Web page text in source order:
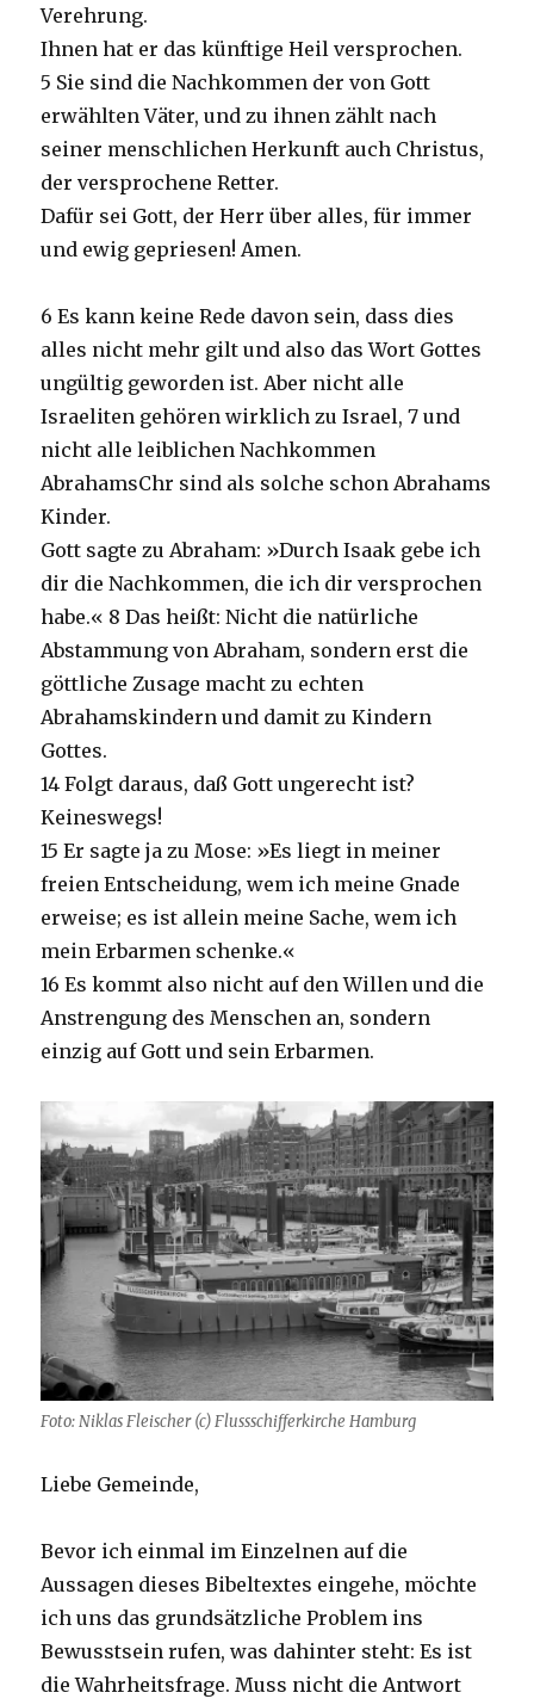
Verehrung.
Ihnen hat er das künftige Heil versprochen.
5 Sie sind die Nachkommen der von Gott
erwählten Väter, und zu ihnen zählt nach
seiner menschlichen Herkunft auch Christus,
der versprochene Retter.
Dafür sei Gott, der Herr über alles, für immer
und ewig gepriesen! Amen.
6 Es kann keine Rede davon sein, dass dies
alles nicht mehr gilt und also das Wort Gottes
ungültig geworden ist. Aber nicht alle
Israeliten gehören wirklich zu Israel, 7 und
nicht alle leiblichen Nachkommen
AbrahamsChr sind als solche schon Abrahams
Kinder.
Gott sagte zu Abraham: »Durch Isaak gebe ich
dir die Nachkommen, die ich dir versprochen
habe.« 8 Das heißt: Nicht die natürliche
Abstammung von Abraham, sondern erst die
göttliche Zusage macht zu echten
Abrahamskindern und damit zu Kindern
Gottes.
14 Folgt daraus, daß Gott ungerecht ist?
Keineswegs!
15 Er sagte ja zu Mose: »Es liegt in meiner
freien Entscheidung, wem ich meine Gnade
erweise; es ist allein meine Sache, wem ich
mein Erbarmen schenke.«
16 Es kommt also nicht auf den Willen und die
Anstrengung des Menschen an, sondern
einzig auf Gott und sein Erbarmen.
Foto: Niklas Fleischer (c) Flussschifferkirche Hamburg
Liebe Gemeinde,
Bevor ich einmal im Einzelnen auf die
Aussagen dieses Bibeltextes eingehe, möchte
ich uns das grundsätzliche Problem ins
Bewusstsein rufen, was dahinter steht: Es ist
die Wahrheitsfrage. Muss nicht die Antwort